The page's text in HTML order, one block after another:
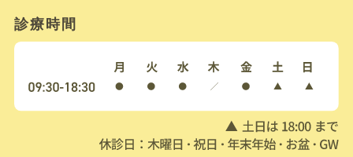
診療時間